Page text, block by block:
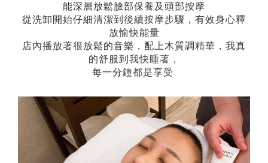
能深層放鬆臉部保養及頭部按摩
從洗卸開始仔細清潔到後續按摩步驟，有效身心釋
放愉快能量
店內播放著很放鬆的音樂，配上木質調精華，我真
的舒服到我快睡著，
每一分鐘都是享受